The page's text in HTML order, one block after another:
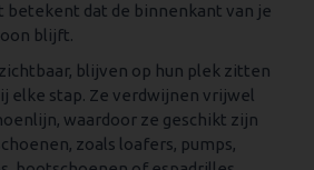
betekent dat de binnenkant van je
blijft.
blijven op hun plek zitten
elke stap. Ze verdwijnen vrijwel
waardoor ze geschikt zijn
zoals loafers, pumps,